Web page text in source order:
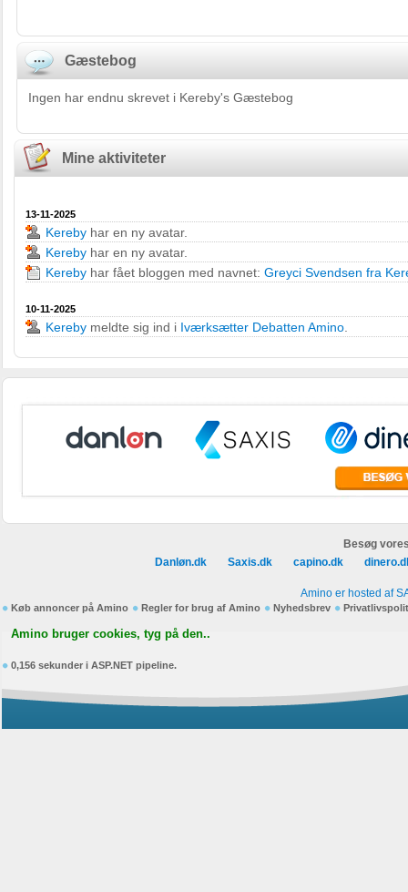
Gæstebog
Ingen har endnu skrevet i Kereby's Gæstebog
Mine aktiviteter
13-11-2025
Kereby har en ny avatar.
Kereby har en ny avatar.
Kereby har fået bloggen med navnet: Greyci Svendsen fra
10-11-2025
Kereby meldte sig ind i Iværksætter Debatten Amino
Besøg
Danløn.dk
Saxis.dk capino.dk
Amino er hosted af
Køb annoncer på Amino Regler for brug af Amino Nyhedsbrev
Amino bruger cookies, tyg på den..
0,156 sekunder i ASP.NET pipeline.